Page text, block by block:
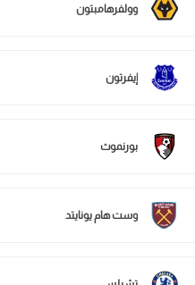
وولفرهامبتون
إيفرتون
بورنموث
وست هام يونايتد